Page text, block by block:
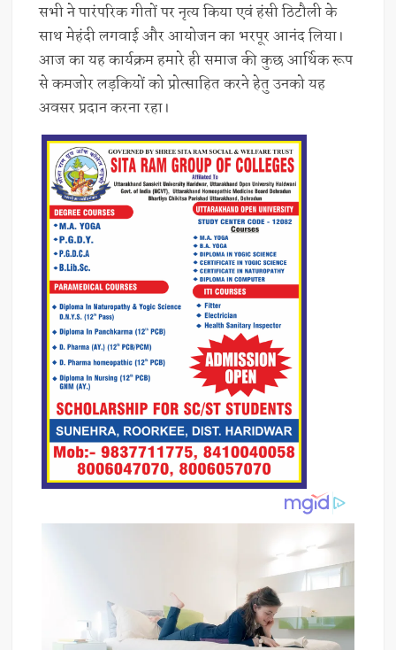
सभी ने पारंपरिक गीतों पर नृत्य किया एवं हंसी ठिटौली के
साथ मेहंदी लगवाई और आयोजन का भरपूर आनंद लिया।
आज का यह कार्यक्रम हमारे ही समाज की कुछ आर्थिक रूप
से कमजोर लड़कियों को प्रोत्साहित करने हेतु उनको यह
अवसर प्रदान करना रहा।